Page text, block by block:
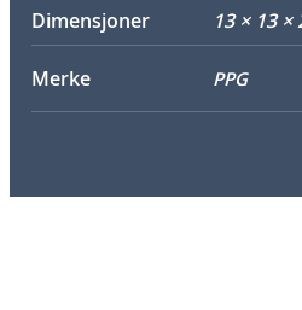
Dimensjoner
13 × 13 ×
Merke PPG